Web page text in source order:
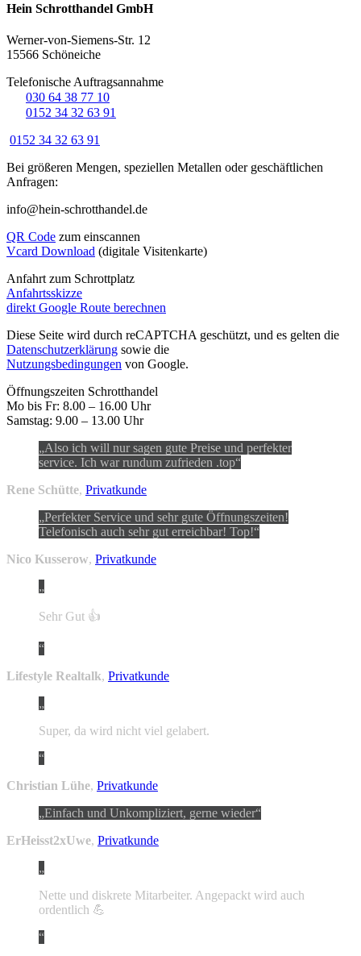
Hein Schrotthandel GmbH
Werner-von-Siemens-Str. 12
15566 Schöneiche
Telefonische Auftragsannahme
030 64 38 77 10
0152 34 32 63 91
0152 34 32 63 91
Bei größeren Mengen, speziellen Metallen oder geschäftlichen
Anfragen:
info@hein-schrotthandel.de
QR Code zum einscannen
Vcard Download (digitale Visitenkarte)
Anfahrt zum Schrottplatz
Anfahrtsskizze
direkt Google Route berechnen
Diese Seite wird durch reCAPTCHA geschützt, und es gelten die
Datenschutzerklärung sowie die
Nutzungsbedingungen von Google.
Öffnungszeiten Schrotthandel
Mo bis Fr: 8.00 – 16.00 Uhr
Samstag: 9.00 – 13.00 Uhr
Also ich will nur sagen gute Preise und perfekter
service. Ich war rundum zufrieden .top
Rene Schütte, Privatkunde
Perfekter Service und sehr gute Öffnungszeiten!
Telefonisch auch sehr gut erreichbar! Top!
Nico Kusserow, Privatkunde
Sehr Gut 👍
Lifestyle Realtalk, Privatkunde
Super, da wird nicht viel gelabert.
Christian Lühe, Privatkunde
Einfach und Unkompliziert, gerne wieder
ErHeisst2xUwe, Privatkunde
Nette und diskrete Mitarbeiter. Angepackt wird auch
ordentlich 💪